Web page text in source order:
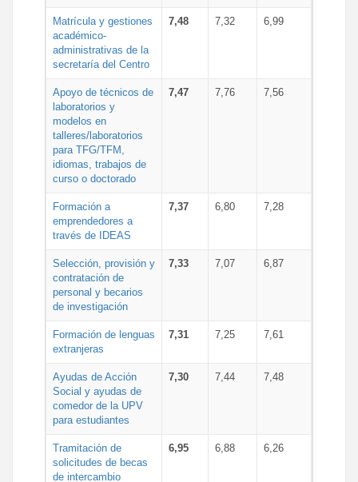
Matrícula y gestiones
académico-
administrativas de la
secretaría del Centro
7,48 7,32 6,99
Apoyo de técnicos de
laboratorios y
modelos en
talleres/laboratorios
para TFG/TFM,
idiomas, trabajos de
curso o doctorado
7,47 7,76 7,56
Formación a
emprendedores a
través de IDEAS
7,37 6,80 7,28
Selección, provisión y
contratación de
personal y becarios
de investigación
7,33 7,07 6,87
Formación de lenguas
extranjeras
7,31 7,25 7,61
Ayudas de Acción
Social y ayudas de
comedor de la UPV
para estudiantes
7,30 7,44 7,48
Tramitación de
solicitudes de becas
de intercambio
6,95 6,88 6,26